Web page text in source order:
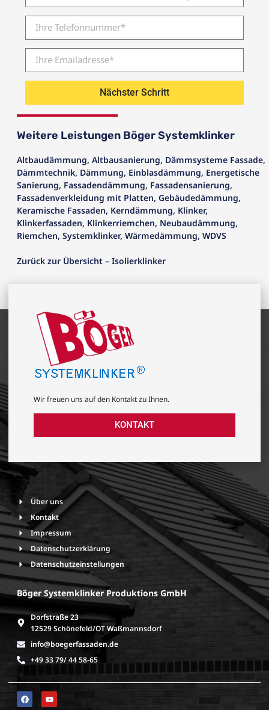
Nächster Schritt
Weitere Leistungen Böger Systemklinker
Altbaudämmung, Altbausanierung, Dämmsysteme Fassade,
Dämmtechnik, Dämmung, Einblasdämmung, Energetische
Sanierung, Fassadendämmung, Fassadensanierung,
Fassadenverkleidung mit Platten, Gebäudedämmung,
Keramische Fassaden, Kerndämmung, Klinker,
Klinkerfassaden, Klinkerriemchen, Neubaudämmung,
Riemchen, Systemklinker, Wärmedämmung, WDVS
Zurück zur Übersicht – Isolierklinker
Wir freuen uns auf den Kontakt zu Ihnen.
KONTAKT
Über uns
Kontakt
Impressum
Datenschutzerklärung
Datenschutzeinstellungen
Böger Systemklinker Produktions GmbH
Dorfstraße 23
12529 Schönefeld/OT Waßmannsdorf
info@boegerfassaden.de
+49 33 79/ 44 58-65